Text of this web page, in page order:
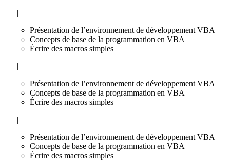
|
Présentation de l’environnement de développement VBA
Concepts de base de la programmation en VBA
Écrire des macros simples
|
Présentation de l’environnement de développement VBA
Concepts de base de la programmation en VBA
Écrire des macros simples
|
Présentation de l’environnement de développement VBA
Concepts de base de la programmation en VBA
Écrire des macros simples